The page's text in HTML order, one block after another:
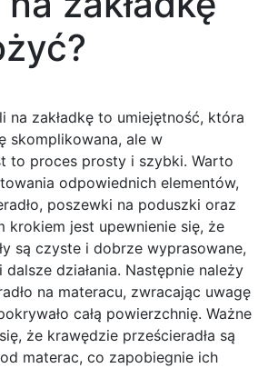
na zakładkę to umiejętność, która
skomplikowana, ale w
to proces prosty i szybki. Warto
odpowiednich elementów,
poszewki na poduszki oraz
krokiem jest upewnienie się, że
są czyste i dobrze wyprasowane,
dalsze działania. Następnie należy
na materacu, zwracając uwagę
całą powierzchnię. Ważne
że krawędzie prześcieradła są
materac, co zapobiegnie ich